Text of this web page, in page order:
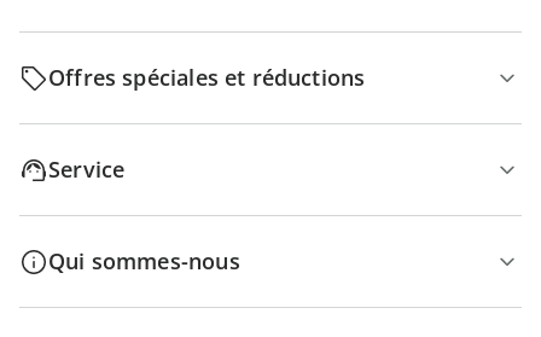
Offres spéciales et réductions
Service
Qui sommes-nous